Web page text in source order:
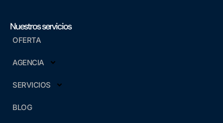
Nuestros servicios
OFERTA
AGENCIA
SERVICIOS
BLOG